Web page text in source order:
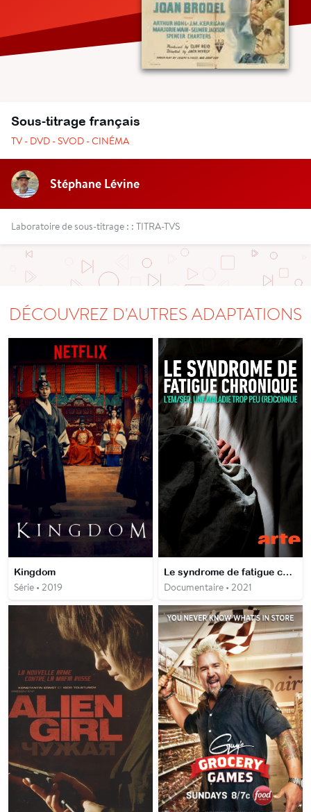
Sous-titrage français
TV - DVD - SVOD - CINÉMA
Stéphane Lévine
Laboratoire de sous-titrage : : TITRA-TVS
DÉCOUVREZ D'AUTRES ADAPTATIONS
Kingdom
Série • 2019
Le syndrome de fatigue chronique : L'EM/SFC, une maladie trop peu (re)connue
Documentaire • 2021